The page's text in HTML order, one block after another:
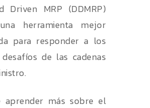
Driven MRP (DDMRP)
herramienta mejor
para responder a los
desafíos de las cadenas
aprender más sobre el